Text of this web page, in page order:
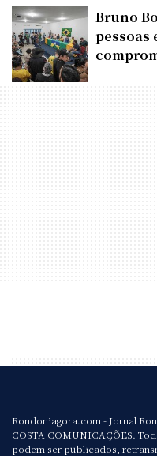
Bruno
pessoas
Rondoniagora.com - Jornal
COSTA COMUNICAÇÕES.
podem ser publicados,